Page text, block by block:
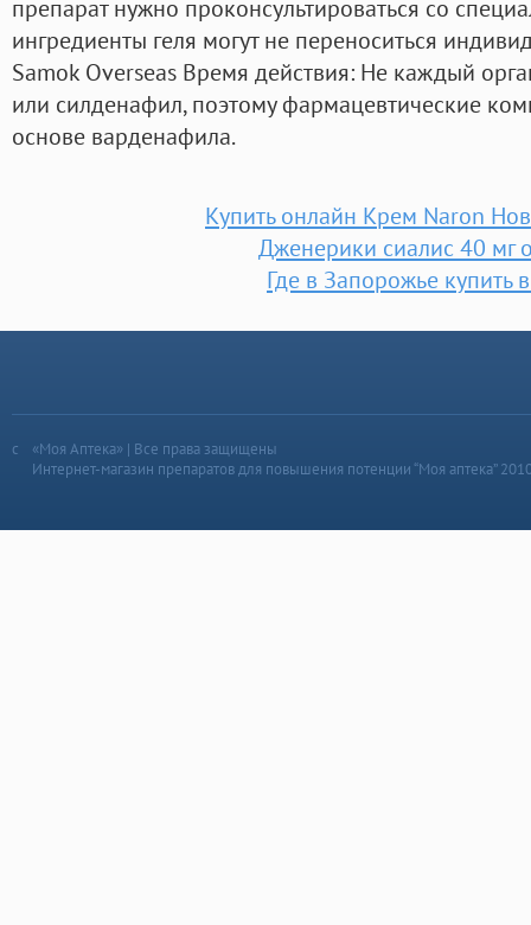
препарат нужно проконсультироваться со
ингредиенты геля могут не переноситься
Samok Overseas Время действия: Не каждый
или силденафил, поэтому фармацевтические
основе варденафила.
Купить онлайн Крем Naron
Дженерики сиалис 40 мг
Где в Запорожье купить
«Моя Аптека» | Все права защищены
Интернет-магазин препаратов для повышения потенции “Моя аптека”